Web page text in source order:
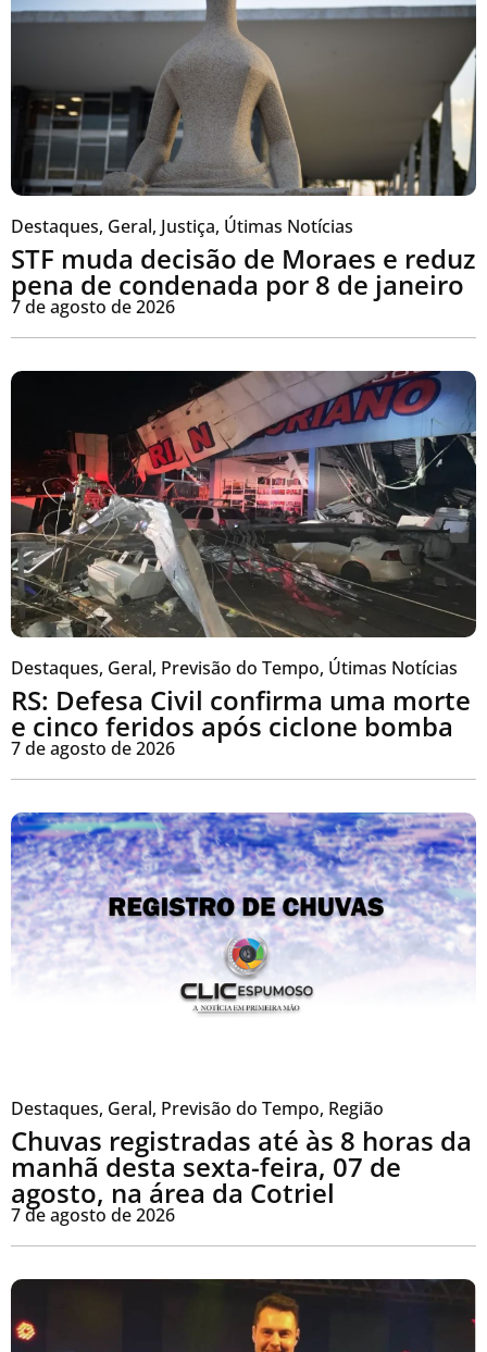
Destaques, Geral, Justiça, Útimas Notícias
STF muda decisão de Moraes e reduz
pena de condenada por 8 de janeiro
7 de agosto de 2026
Destaques, Geral, Previsão do Tempo, Útimas Notícias
RS: Defesa Civil confirma uma morte
e cinco feridos após ciclone bomba
7 de agosto de 2026
Destaques, Geral, Previsão do Tempo, Região
Chuvas registradas até às 8 horas da
manhã desta sexta-feira, 07 de
agosto, na área da Cotriel
7 de agosto de 2026